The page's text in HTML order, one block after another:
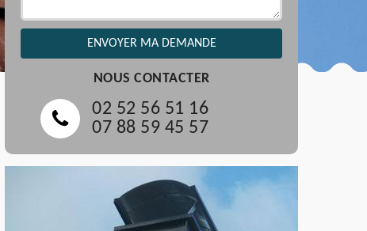
NOUS CONTACTER
02 52 56 51 16
07 88 59 45 57